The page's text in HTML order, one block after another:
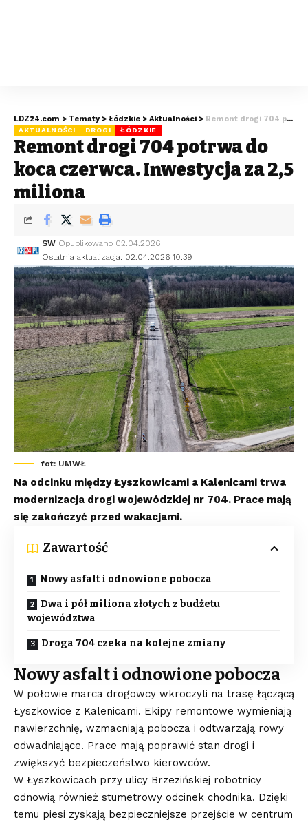
LDZ24.com > Tematy > Łódzkie > Aktualności > Remont drogi 704 potrwa do końca czerwca. Inwestycja za 2,5 miliona
AKTUALNOŚCI DROGI ŁÓDZKIE
Remont drogi 704 potrwa do
końca czerwca. Inwestycja za 2,5
miliona
Ostatnia aktualizacja: 02.04.2026 10:39
SW Opublikowano 02.04.2026
fot: UMWŁ
Na odcinku między Łyszkowicami a Kalenicami trwa
modernizacja drogi wojewódzkiej nr 704. Prace mają
się zakończyć przed wakacjami.
Zawartość
Nowy asfalt i odnowione pobocza
Dwa i pół miliona złotych z budżetu
województwa
Droga 704 czeka na kolejne zmiany
Nowy asfalt i odnowione pobocza
W połowie marca drogowcy wkroczyli na trasę łączącą
Łyszkowice z Kalenicami. Ekipy remontowe wymieniają
nawierzchnię, wzmacniają pobocza i odtwarzają rowy
odwadniające. Prace mają poprawić stan drogi i
zwiększyć bezpieczeństwo kierowców.
W Łyszkowicach przy ulicy Brzezińskiej robotnicy
odnowią również stumetrowy odcinek chodnika. Dzięki
temu piesi zyskają bezpieczniejsze przejście w centrum